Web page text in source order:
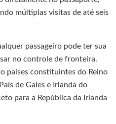
múltiplas visitas de até seis
passageiro pode ter sua
no controle de fronteira.
países constituintes do Reino
de Gales e Irlanda do
para a República da Irlanda